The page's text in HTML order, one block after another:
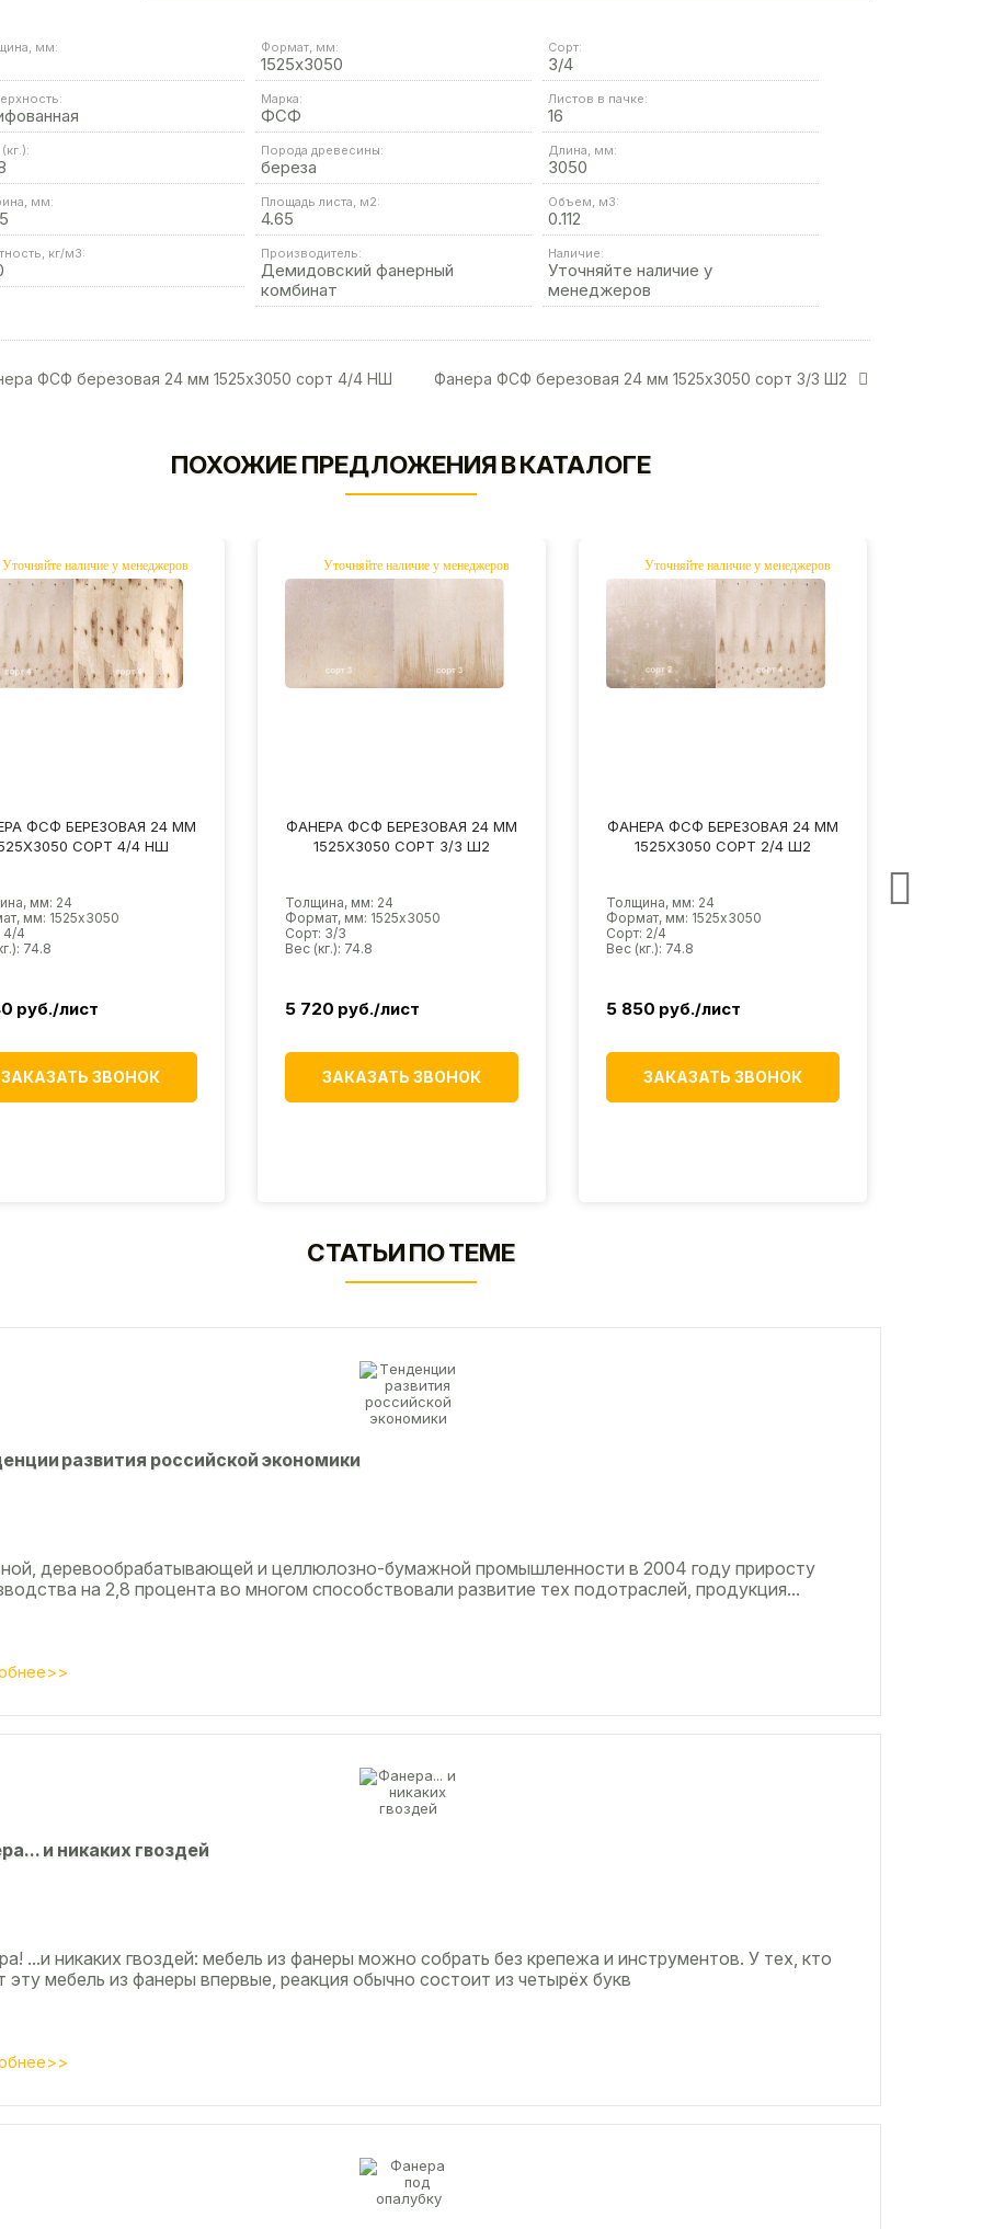
мм: Формат, мм:
1525х3050
Сорт:
3/4
Марка:
ФСФ
Листов в пачке:
16
Порода древесины:
береза
Длина, мм:
3050
мм: Площадь листа, м2:
4.65
Объем, м3:
0.112
кг/м3: Производитель:
Демидовский фанерный
комбинат
Наличие:
Уточняйте наличие у
менеджеров
Фанера ФСФ березовая 24 мм 1525х3050 сорт 3/3 Ш2
ФСФ березовая 24 мм 1525х3050 сорт 4/4 НШ
ПОХОЖИЕ ПРЕДЛОЖЕНИЯ В КАТАЛОГЕ
ФСФ БЕРЕЗОВАЯ 24 ММ
СОРТ 3/3 Ш2
мм: 24
мм: 1525х3050
3/3
74.8
руб./лист
ЗАКАЗАТЬ ЗВОНОК
ФАНЕРА ФСФ БЕРЕЗОВАЯ 24 ММ
1525Х3050 СОРТ 2/4 Ш2
Толщина, мм: 24
Формат, мм: 1525х3050
Сорт: 2/4
Вес (кг.): 74.8
5 850 руб./лист
ЗАКАЗАТЬ ЗВОНОК
ФАНЕРА ФСФ БЕРЕЗОВАЯ 24 ММ
1525Х3050 СОРТ 2/3 Ш2
Толщина, мм: 24
Формат, мм: 1525х3050
Сорт: 2/3
Вес (кг.): 74.8
5 920 руб./лист
ЗАКАЗАТЬ ЗВОНОК
СТАТЬИ ПО ТЕМЕ
paзвития poccийcкoй экoнoмики
деревообрабатывающей и целлюлозно-бумажной промышленности в 2004 году приросту
на 2,8 процента во многом способствовали развитие тех подотраслей, продукция...
и никaкиx гвoздeй
...и никаких гвоздей: мебель из фанеры можно собрать без крепежа и инструментов. У тех, кто
эту мебель из фанеры впервые, реакция обычно состоит из четырёх букв